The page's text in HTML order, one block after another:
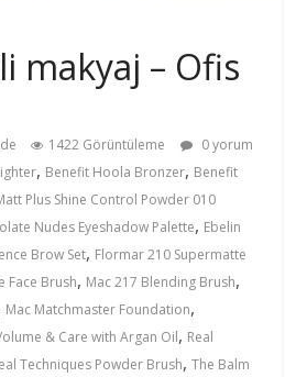
makyaj – Ofis
1422 Görüntüleme
0 yorum
, Benefit Hoola Bronzer, Benefit
Plus Shine Control Powder 010
Nudes Eyeshadow Palette, Ebelin
Brow Set, Flormar 210 Supermatte
Face Brush, Mac 217 Blending Brush,
Mac Matchmaster Foundation,
& Care with Argan Oil, Real
Techniques Powder Brush,The Balm